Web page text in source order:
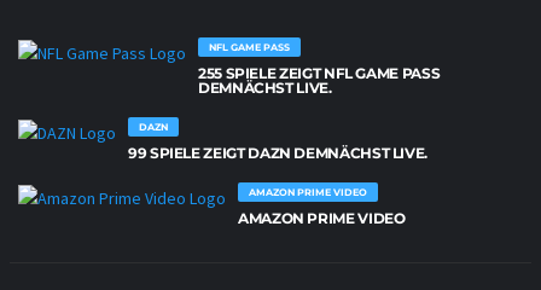
NFL GAME PASS
255 SPIELE ZEIGT NFL GAME PASS
DEMNÄCHST LIVE.
DAZN
99 SPIELE ZEIGT DAZN DEMNÄCHST LIVE.
AMAZON PRIME VIDEO
AMAZON PRIME VIDEO